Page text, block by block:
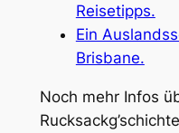
Reisetipps.
Ein
Brisbane.
Noch mehr Infos